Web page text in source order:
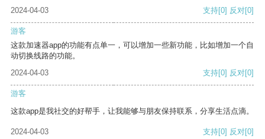
2024-04-03
支持[0] 反对[0]
游客
这款加速器app的功能有点单一，可以增加一些新功能，比如增加一个自
动切换线路的功能。
2024-04-03
支持[0] 反对[0]
游客
这款app是我社交的好帮手，让我能够与朋友保持联系，分享生活点滴。
2024-04-03 支持[0] 反对[0]